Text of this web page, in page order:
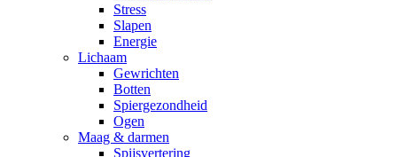
Stress
Slapen
Energie
Lichaam
Gewrichten
Botten
Spiergezondheid
Ogen
Maag & darmen
Spijsvertering